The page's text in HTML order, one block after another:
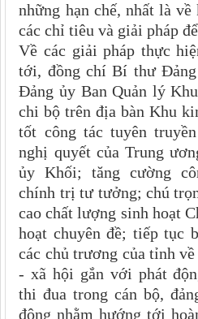
những hạn chế, nhất là
các chỉ tiêu và giải pháp
Về các giải pháp thực
tới, đồng chí Bí thư
Đảng ủy Ban Quản lý
chi bộ trên địa bàn Khu
tốt công tác tuyên
nghị quyết của Trung
ủy Khối; tăng cường
chính trị tư tưởng; chú
cao chất lượng sinh hoạt
hoạt chuyên đề; tiếp tục
các chủ trương của tỉnh
- xã hội gắn với phát
thi đua trong cán bộ,
động nhằm hướng tới